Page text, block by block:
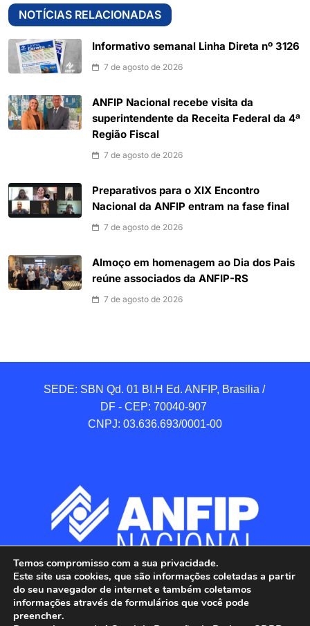
NOTÍCIAS RELACIONADAS
Informativo semanal Linha Direta nº 3126
7 de agosto de 2026
ANFIP Nacional recebe visita da
superintendente da Receita Federal da 4ª
Região Fiscal
7 de agosto de 2026
Preparativos para o XIX Encontro
Nacional da ANFIP entram na fase final
7 de agosto de 2026
Almoço em homenagem ao Dia dos Pais
reúne associados da ANFIP-RS
7 de agosto de 2026
SEDE: SBN Qd. 01 BI.H Ed. ANFIP, Brasilia /
DF - CEP: 70040-907
CNPJ: 03.636.693/0001-00
Temos compromisso com a sua privacidade.
Este site usa cookies, que são informações coletadas a partir
do seu navegador de internet e também coletamos
informações através de formulários que você pode
preencher.